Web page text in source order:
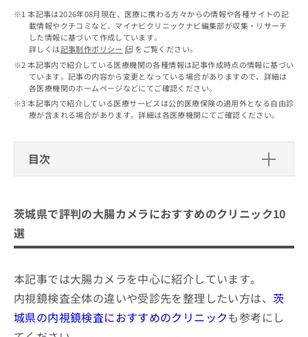
本記事は2026年08月現在、医療に携わる方々からの情報や各種サイトの記
載情報やクチコミなど、マイナビクリニックナビ編集部が収集・リサーチ
した情報に基づいて作成しています。
詳しくは記事制作ポリシー
をご覧ください。
本記事内で紹介している医療機関の各種情報は記事作成時点の情報に基づい
ています。記事の内容から変更となっている場合がありますので、詳細は
各医療機関のホームページなどにてご確認ください。
本記事内で紹介している医療サービスは公的医療保険の適用外となる自由診
療が含まれる場合があります。詳細は各医療機関にてご確認ください。
目次
つくば消化器・内視鏡クリニック
そが内視鏡・消化器クリニック
池田クリニック
なかの杜セントラルクリニック
茨城県で評判の大腸カメラにおすすめのクリニック10
選
本記事では大腸カメラを中心に紹介しています。
内視鏡検査全体の違いや受診先を整理したい方は、 茨
城県の内視鏡検査におすすめのクリニックも参考にし
ーム
とな
りま
す。
クリ
ニッ
クの
予
約・
症状
など
ご了
承く
ださ
い。
こ
無
情
充
申
込
み
は
こ
ら
掲
載
せ
ら
料
は
ち
ら
無
情
報
拡
充
の